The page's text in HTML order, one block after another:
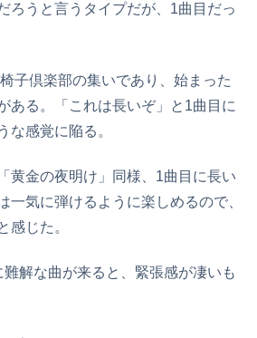
ろうと言うタイプだが、1曲目だっ
子倶楽部の集いであり、始まった
ある。「これは長いぞ」と1曲目に
な感覚に陥る。
黄金の夜明け」同様、1曲目に長い
一気に弾けるように楽しめるので、
感じた。
解な曲が来ると、緊張感が凄いも